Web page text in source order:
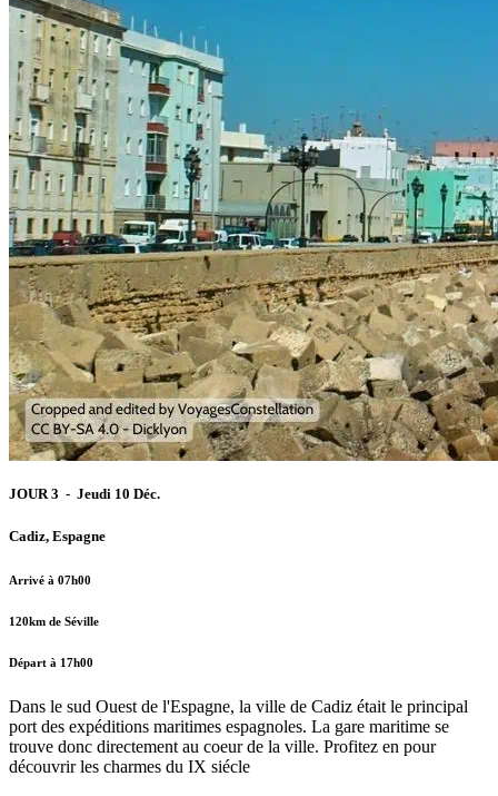
JOUR 3 - Jeudi 10 Déc.
Cadiz, Espagne
Arrivé à 07h00
120km de Séville
Départ à 17h00
Dans le sud Ouest de l'Espagne, la ville de Cadiz était le principal
port des expéditions maritimes espagnoles. La gare maritime se
trouve donc directement au coeur de la ville. Profitez en pour
découvrir les charmes du IX siécle